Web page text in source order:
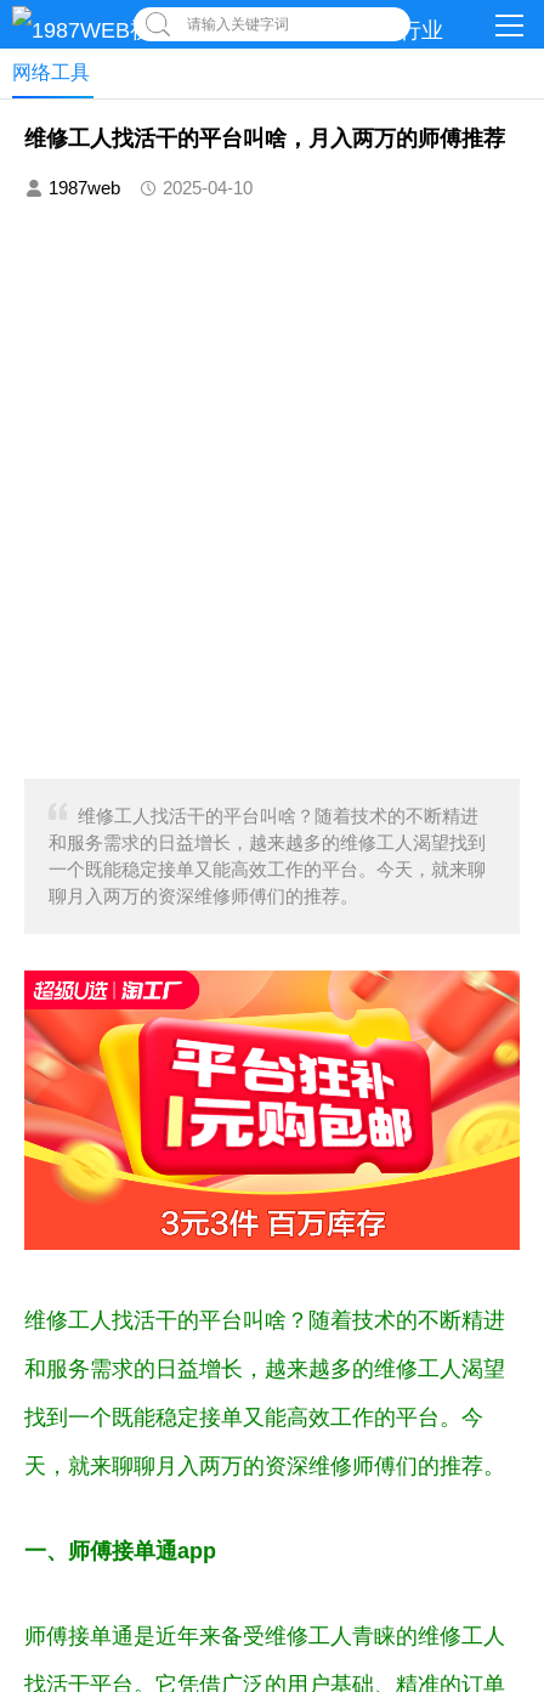
请输入关键字词
网络工具
维修工人找活干的平台叫啥，月入两万的师傅推荐
1987web 2025-04-10
维修工人找活干的平台叫啥？随着技术的不断精进
和服务需求的日益增长，越来越多的维修工人渴望找到
一个既能稳定接单又能高效工作的平台。今天，就来聊
聊月入两万的资深维修师傅们的推荐。
维修工人找活干的平台叫啥？随着技术的不断精进
和服务需求的日益增长，越来越多的维修工人渴望
找到一个既能稳定接单又能高效工作的平台。今
天，就来聊聊月入两万的资深维修师傅们的推荐。
一、师傅接单通app
师傅接单通是近年来备受维修工人青睐的维修工人
找活干平台。它凭借广泛的用户基础、精准的订单